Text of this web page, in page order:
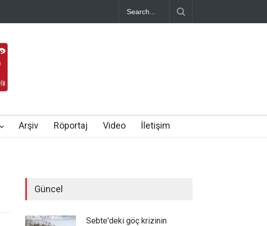
Arşiv Röportaj Video İletişim
Güncel
Sebte'deki göç krizinin